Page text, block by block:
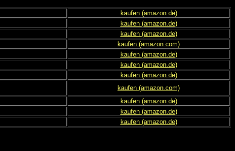
kaufen (amazon.de)
kaufen (amazon.de)
kaufen (amazon.de)
kaufen (amazon.com)
kaufen (amazon.de)
kaufen (amazon.de)
kaufen (amazon.de)
kaufen (amazon.com)
kaufen (amazon.de)
kaufen (amazon.de)
kaufen (amazon.de)